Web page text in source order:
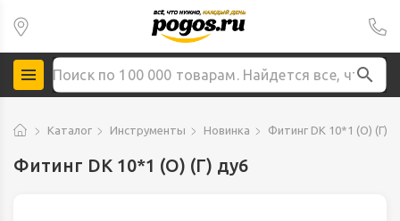
Каталог Инструменты Новинка Фитинг DK 10*1 (О) (Г)
Фитинг DK 10*1 (О) (Г) ду6